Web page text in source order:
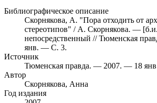
Библиографическое описание
Скорнякова, А. "Пора отходить от
стереотипов" / А. Скорнякова. —
непосредственный // Тюменская
янв. — С. 3.
Источник
Тюменская правда. — 2007. — 18 янв
Автор
Скорнякова, Анна
Год издания